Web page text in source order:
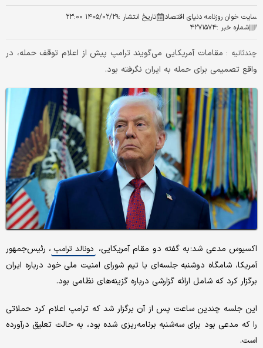
سایت خوان روزنامه دنیای اقتصاد تاریخ انتشار :۱۴۰۵/۰۲/۲۹ ۲۳:۰۰
شماره خبر :۴۲۷۱۵۷۴
چندثانیه : مقامات آمریکایی می‌گویند ترامپ پیش از اعلام توقف حمله، در
واقع تصمیمی برای حمله به ایران نگرفته بود.
اکسیوس مدعی شد: به گفته دو مقام آمریکایی، دونالد ترامپ ، رئیس‌جمهور
آمریکا، شامگاه دوشنبه جلسه‌ای با تیم شورای امنیت ملی خود درباره ایران
برگزار کرد که شامل ارائه گزارشی درباره گزینه‌های نظامی بود.
این جلسه چندین ساعت پس از آن برگزار شد که ترامپ اعلام کرد حملاتی
را که مدعی بود برای سه‌شنبه برنامه‌ریزی شده بود، به حالت تعلیق درآورده
است.